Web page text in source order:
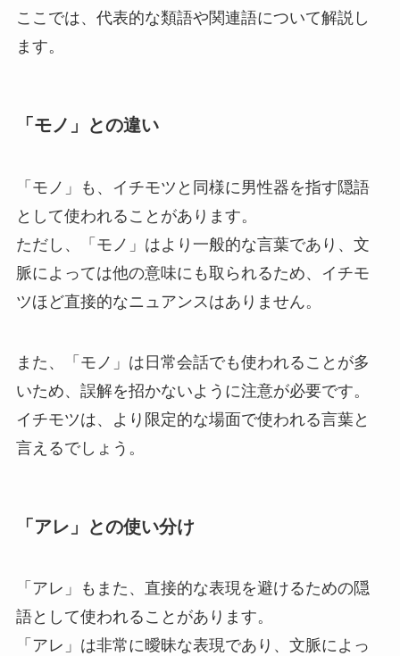
ここでは、代表的な類語や関連語について解説し
ます。
「モノ」との違い
「モノ」も、イチモツと同様に男性器を指す隠語
として使われることがあります。
ただし、「モノ」はより一般的な言葉であり、文
脈によっては他の意味にも取られるため、イチモ
ツほど直接的なニュアンスはありません。
また、「モノ」は日常会話でも使われることが多
いため、誤解を招かないように注意が必要です。
イチモツは、より限定的な場面で使われる言葉と
言えるでしょう。
「アレ」との使い分け
「アレ」もまた、直接的な表現を避けるための隠
語として使われることがあります。
「アレ」は非常に曖昧な表現であり、文脈によっ